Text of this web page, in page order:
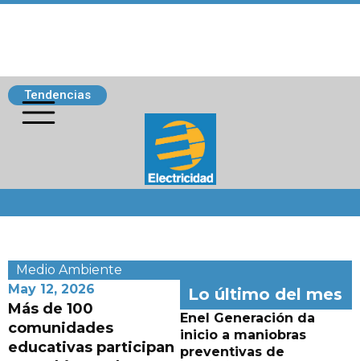
Tendencias
Medio Ambiente
May 12, 2026
Más de 100
comunidades
educativas participan
Lo último del mes
Enel Generación da
inicio a maniobras
preventivas de